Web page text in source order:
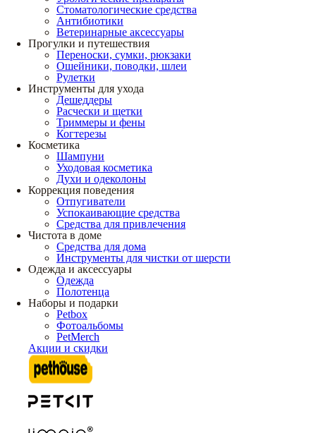
Стоматологические средства
Антибиотики
Ветеринарные аксессуары
Прогулки и путешествия
Переноски, сумки, рюкзаки
Ошейники, поводки, шлеи
Рулетки
Инструменты для ухода
Дешеддеры
Расчески и щетки
Триммеры и фены
Когтерезы
Косметика
Шампуни
Уходовая косметика
Духи и одеколоны
Коррекция поведения
Отпугиватели
Успокаивающие средства
Средства для привлечения
Чистота в доме
Средства для дома
Инструменты для чистки от шерсти
Одежда и аксессуары
Одежда
Полотенца
Наборы и подарки
Petbox
Фотоальбомы
PetMerch
Акции и скидки